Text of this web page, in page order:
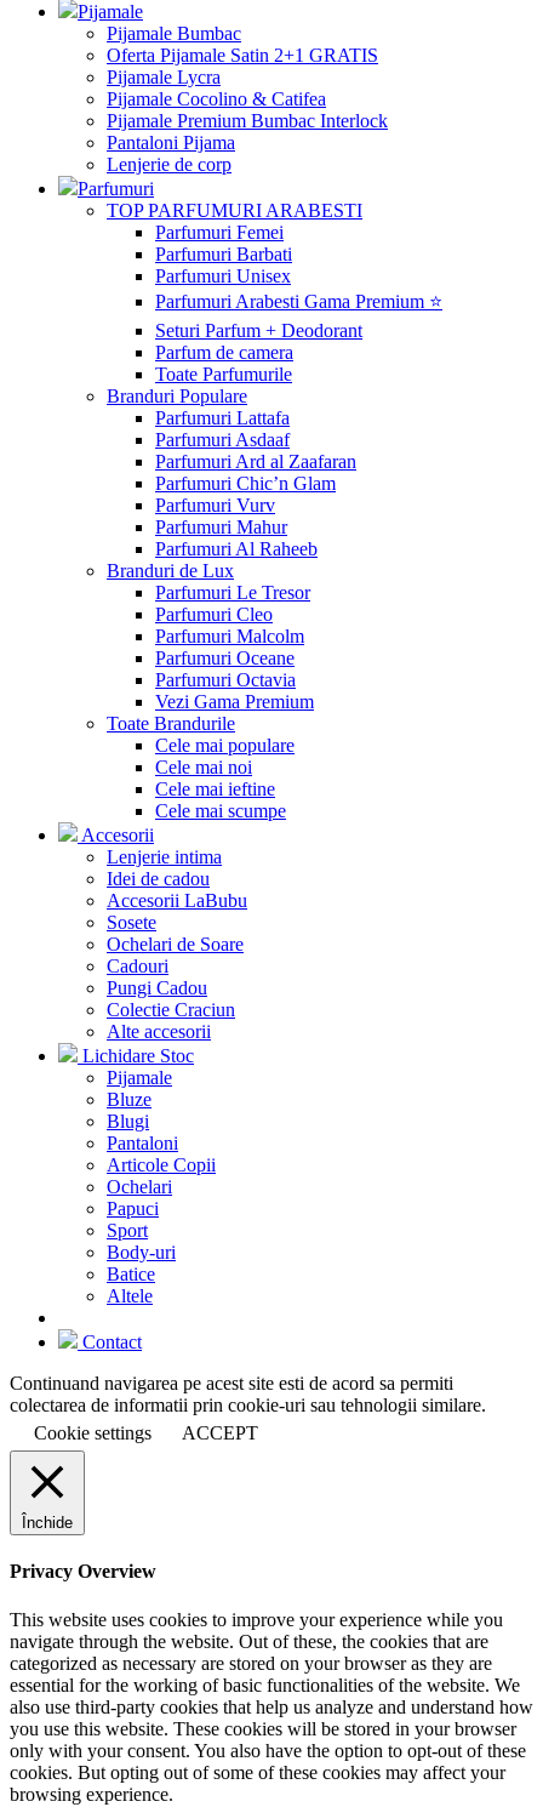
Pijamale
Pijamale Bumbac
Oferta Pijamale Satin 2+1 GRATIS
Pijamale Lycra
Pijamale Cocolino & Catifea
Pijamale Premium Bumbac Interlock
Pantaloni Pijama
Lenjerie de corp
Parfumuri
TOP PARFUMURI ARABESTI
Parfumuri Femei
Parfumuri Barbati
Parfumuri Unisex
Parfumuri Arabesti Gama Premium ⭐
Seturi Parfum + Deodorant
Parfum de camera
Toate Parfumurile
Branduri Populare
Parfumuri Lattafa
Parfumuri Asdaaf
Parfumuri Ard al Zaafaran
Parfumuri Chic’n Glam
Parfumuri Vurv
Parfumuri Mahur
Parfumuri Al Raheeb
Branduri de Lux
Parfumuri Le Tresor
Parfumuri Cleo
Parfumuri Malcolm
Parfumuri Oceane
Parfumuri Octavia
Vezi Gama Premium
Toate Brandurile
Cele mai populare
Cele mai noi
Cele mai ieftine
Cele mai scumpe
Accesorii
Lenjerie intima
Idei de cadou
Accesorii LaBubu
Sosete
Ochelari de Soare
Cadouri
Pungi Cadou
Colectie Craciun
Alte accesorii
Lichidare Stoc
Pijamale
Bluze
Blugi
Pantaloni
Articole Copii
Ochelari
Papuci
Sport
Body-uri
Batice
Altele
Contact
Continuand navigarea pe acest site esti de acord sa permiti
colectarea de informatii prin cookie-uri sau tehnologii similare.
Cookie settings
ACCEPT
Închide
Privacy Overview
This website uses cookies to improve your experience while you
navigate through the website. Out of these, the cookies that are
categorized as necessary are stored on your browser as they are
essential for the working of basic functionalities of the website. We
also use third-party cookies that help us analyze and understand how
you use this website. These cookies will be stored in your browser
only with your consent. You also have the option to opt-out of these
cookies. But opting out of some of these cookies may affect your
browsing experience.